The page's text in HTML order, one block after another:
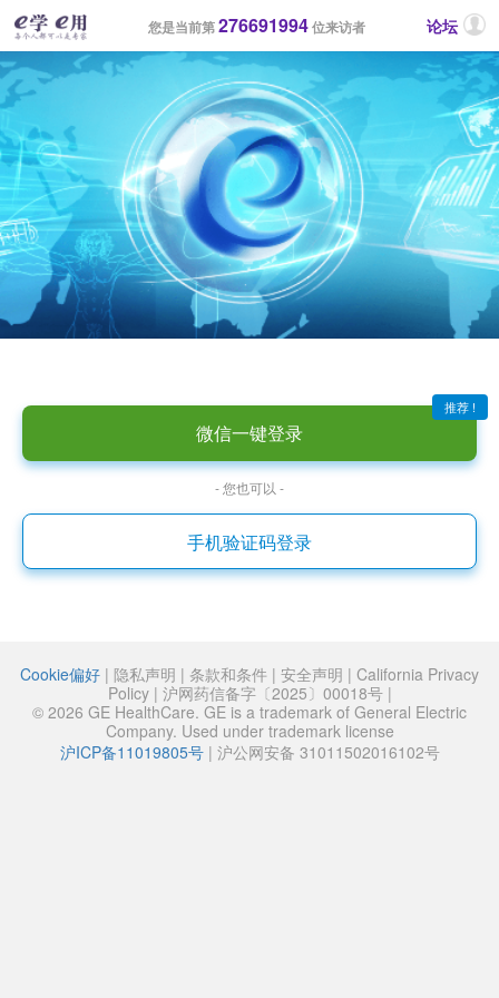
您是当前第276691994位来访者 论坛
推荐 !
微信一键登录
- 您也可以 -
手机验证码登录
Cookie偏好 | 隐私声明 | 条款和条件 | 安全声明 | California Privacy
Policy| 沪网药信备字〔2025〕00018号|
© 2026 GE HealthCare. GE is a trademark of General Electric
Company. Used under trademark license
沪ICP备11019805号| 沪公网安备 31011502016102号